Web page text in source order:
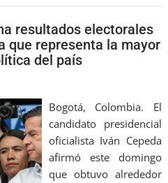
resultados electorales
que representa la mayor
del país
Bogotá, Colombia. El
candidato presidencial
oficialista Iván Cepeda
afirmó este domingo
que obtuvo alrededor